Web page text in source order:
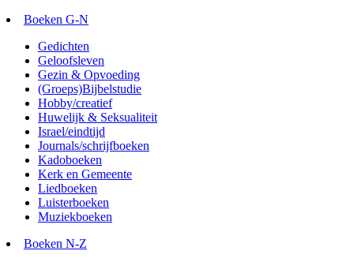
Boeken G-N
Gedichten
Geloofsleven
Gezin & Opvoeding
(Groeps)Bijbelstudie
Hobby/creatief
Huwelijk & Seksualiteit
Israel/eindtijd
Journals/schrijfboeken
Kadoboeken
Kerk en Gemeente
Liedboeken
Luisterboeken
Muziekboeken
Boeken N-Z